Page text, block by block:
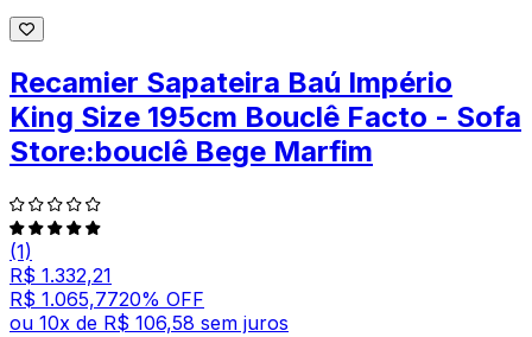
Recamier Sapateira Baú Império
King Size 195cm Bouclê Facto - Sofa
Store:bouclê Bege Marfim
(1)
R$ 1.332,21
R$ 1.065,7720% OFF
ou 10x de R$ 106,58 sem juros